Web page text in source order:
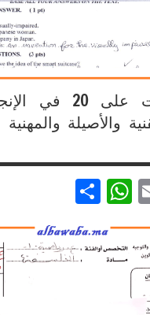
ورقة حصلت على
والأصيلة
Email